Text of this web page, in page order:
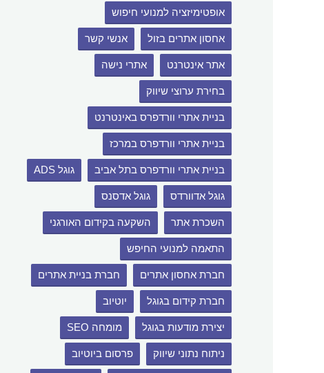
אופטימיזציה למנועי חיפוש
אחסון אתרים בזול אנשי קשר
אתר אינטרנט אתרי נישה
בחירת ערוצי שיווק
בניית אתרי וורדפרס באינטרנט
בניית אתרי וורדפרס במרכז
בניית אתרי וורדפרס בתל אביב גוגל ADS
גוגל אדוורדס גוגל אדסנס
השכרת אתר השקעה בקידום האורגני
התאמה למנועי החיפש
חברת אחסון אתרים חברת בניית אתרים
חברת קידום בגוגל יוטיוב
יצירת מודעות בגוגל מומחה SEO
ניתוח נתוני שיווק פרסום ביוטיוב